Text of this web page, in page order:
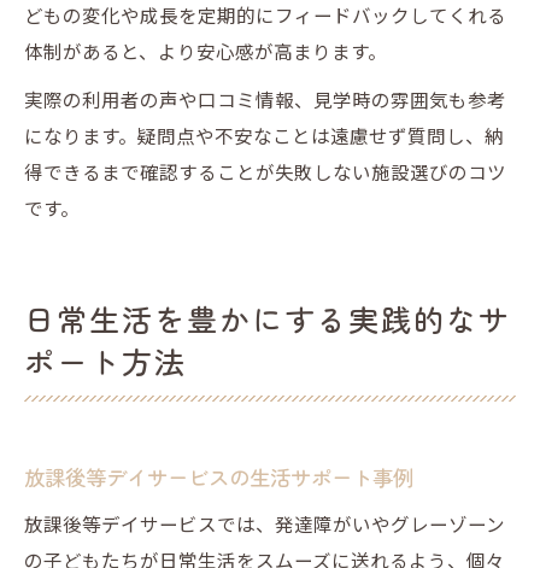
どもの変化や成長を定期的にフィードバックしてくれる
体制があると、より安心感が高まります。
実際の利用者の声や口コミ情報、見学時の雰囲気も参考
になります。疑問点や不安なことは遠慮せず質問し、納
得できるまで確認することが失敗しない施設選びのコツ
です。
日常生活を豊かにする実践的なサ
ポート方法
放課後等デイサービスの生活サポート事例
放課後等デイサービスでは、発達障がいやグレーゾーン
の子どもたちが日常生活をスムーズに送れるよう、個々